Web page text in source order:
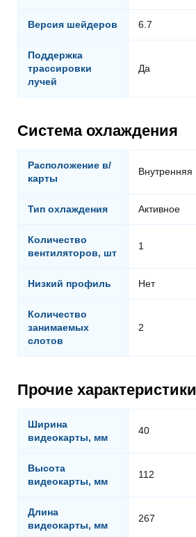
Версия шейдеров 6.7
Поддержка
трассировки
лучей
Да
Система охлаждения
Расположение в/
карты
Внутренняя
Тип охлаждения Активное
Количество
вентиляторов, шт
1
Низкий профиль Нет
Количество
занимаемых
слотов
2
Прочие характеристики
Ширина
видеокарты, мм
40
Высота
видеокарты, мм
112
Длина
видеокарты, мм
267